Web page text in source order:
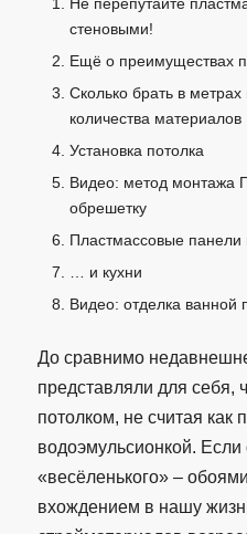
стеновыми!
Ещё о преимуществах
Сколько брать в
количества материалов
Установка потолка
Видео: метод монтажа
обрешетку
Пластмассовые панели
… и кухни
Видео: отделка
До сравнимо
представляли для себя,
потолком, не считая как
водоэмульсионкой. Если
«весёленького» –
вхождением в нашу